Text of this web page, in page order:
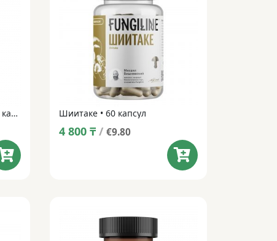
Комплекс «Иммунитет» • 60 капсул
Шиитаке • 60 капсул
4 800 ₸ / €9.80